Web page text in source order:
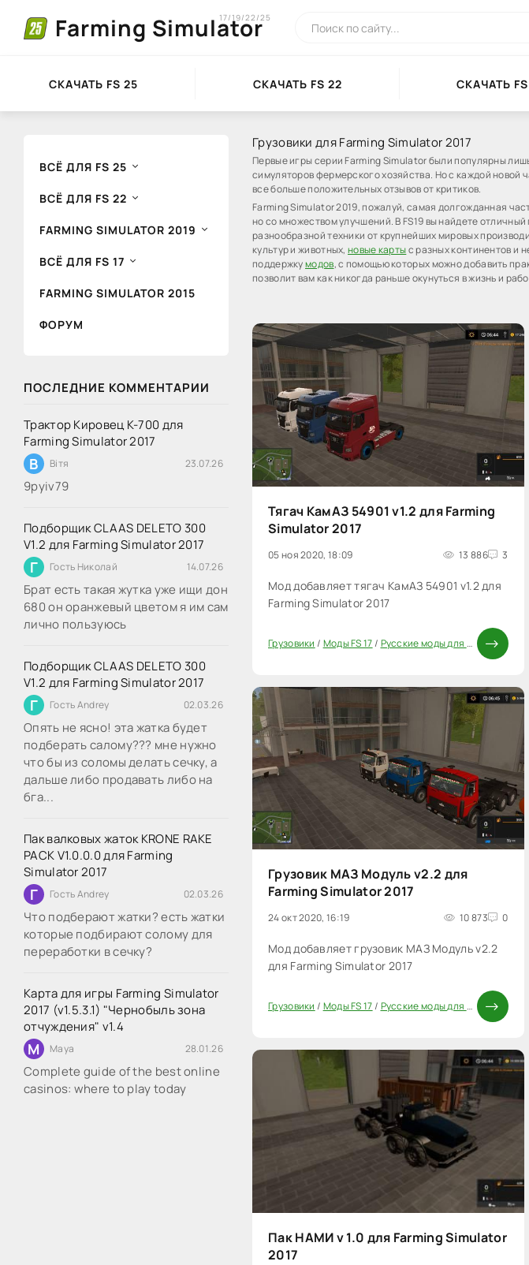
Farming Simulator
17/19/22/25
СКАЧАТЬ FS 25 СКАЧАТЬ FS 22 СКАЧАТЬ FS
ВСЁ ДЛЯ FS 25
ВСЁ ДЛЯ FS 22
FARMING SIMULATOR 2019
ВСЁ ДЛЯ FS 17
FARMING SIMULATOR 2015
ФОРУМ
ПОСЛЕДНИЕ КОММЕНТАРИИ
Трактор Кировец К-700 для
Farming Simulator 2017
В Вітя 23.07.26
9руіv79
Подборщик CLAAS DELETO 300
V1.2 для Farming Simulator 2017
Г Гость Николай 14.07.26
Брат есть такая жутка уже ищи дон
680 он оранжевый цветом я им сам
лично пользуюсь
Подборщик CLAAS DELETO 300
V1.2 для Farming Simulator 2017
Г Гость Andrey 02.03.26
Опять не ясно! эта жатка будет
подберать салому??? мне нужно
что бы из соломы делать сечку, а
дальше либо продавать либо на
бга...
Пак валковых жаток KRONE RAKE
PACK V1.0.0.0 для Farming
Simulator 2017
Г Гость Andrey 02.03.26
Что подберают жатки? есть жатки
которые подбирают солому для
переработки в сечку?
Карта для игры Farming Simulator
2017 (v1.5.3.1) "Чернобыль зона
отчуждения" v1.4
M Maya 28.01.26
Complete guide of the best online
casinos: where to play today
Грузовики для Farming Simulator 2017
Первые игры серии Farming Simulator были популярны
симуляторов фермерского хозяйства. Но с каждой новой
все больше положительных отзывов от критиков.
Farming Simulator 2019, пожалуй, самая долгожданная
но со множеством улучшений. В FS19 вы найдете
разнообразной техники от крупнейших мировых
культур и животных,новые картыс разных континентов и
поддержкумодов, с помощью которых можно добавить
позволит вам как никогда раньше окунуться в жизнь и
Тягач КамАЗ 54901 v1.2 для Farming
Simulator 2017
05 ноя 2020, 18:09 13 886 3
Мод добавляет тягач КамАЗ 54901 v1.2 для
Farming Simulator 2017
Грузовики / Моды FS 17/ Русские моды для FS 17 /Моды
40
Грузовик МАЗ Модуль v2.2 для
Farming Simulator 2017
24 окт 2020, 16:19 10 873 0
Мод добавляет грузовик МАЗ Модуль v2.2
для Farming Simulator 2017
20
Грузовики / Моды FS 17/ Русские моды для FS 17 /Моды
20
Пак НАМИ v 1.0 для Farming Simulator
2017